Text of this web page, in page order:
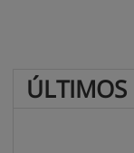
ÚLTIMOS